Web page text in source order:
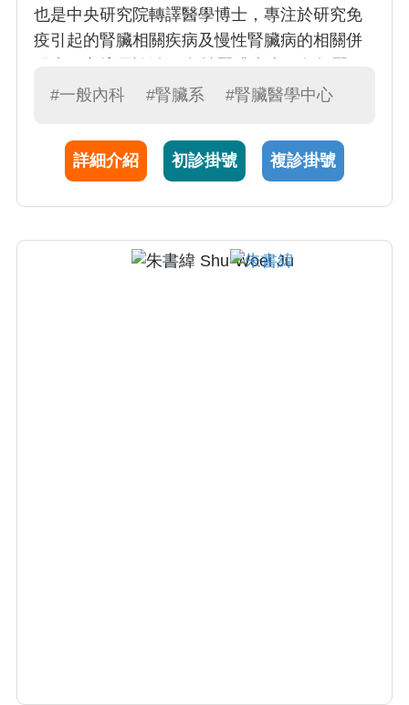
也是中央研究院轉譯醫學博士，專注於研究免
疫引起的腎臟相關疾病及慢性腎臟病的相關併
病、腎絲球炎、腎盂腎炎、急性腎衰竭等、 2)
透析及腹膜透析、4) 糖尿病及高血壓引起的腎
病變、5) 尿液檢驗異常，包括血尿或蛋白尿、
#一般內科 #腎臟系 #腎臟醫學中心
詳細介紹 初診掛號 複診掛號